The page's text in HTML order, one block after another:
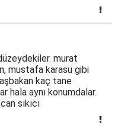
murat
mustafa karasu gibi
kaç tane
hala aynı konumdalar.
sıkıcı